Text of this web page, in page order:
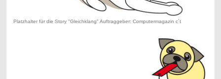
Platzhalter für die Story "Gleichklang" Auftraggeber: Computermagazin c´t